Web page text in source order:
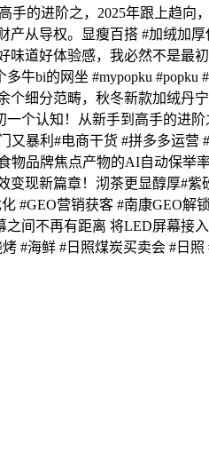
手的进阶之，2025年跟上趋
从导权。显瘦百搭 #加绒加
道好体验感，我必然不是
牛bi的网坐 #mypopku
个细分范畴，秋冬新款加绒
一个认知！从新手到高手的
又暴利#电商干货 #拼多多运
物品牌焦点产物的AI自动保
现新篇章！沏茶更显醇厚#
#GEO营销获客 #南康GEO
间不再有距离 将LED屏幕接
#海鲜 #日照煤炭买卖会 #日